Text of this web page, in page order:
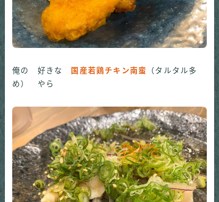
俺の 好きな 国産若鶏チキン南蛮
（タルタル多
め） やら